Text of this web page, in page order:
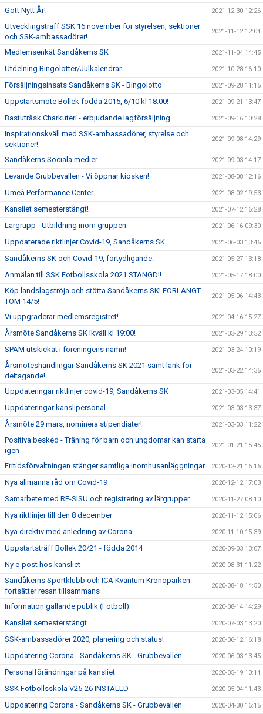
Gott Nytt År! 2021-12-30 12:26
Utvecklingsträff SSK 16 november för styrelsen, sektioner
och SSK-ambassadörer!
2021-11-12 12:04
Medlemsenkät Sandåkerns SK 2021-11-04 14:45
Utdelning Bingolotter/Julkalendrar 2021-10-28 16:10
Försäljningsinsats Sandåkerns SK - Bingolotto 2021-09-28 11:15
Uppstartsmöte Bollek födda 2015, 6/10 kl 18:00! 2021-09-21 13:47
Bastuträsk Charkuteri - erbjudande lagförsäljning 2021-09-16 10:28
Inspirationskväll med SSK-ambassadörer, styrelse och
sektioner!
2021-09-08 14:29
Sandåkerns Sociala medier 2021-09-03 14:17
Levande Grubbevallen - Vi öppnar kiosken! 2021-08-08 12:16
Umeå Performance Center 2021-08-02 19:53
Kansliet semesterstängt! 2021-07-12 16:28
Lärgrupp - Utbildning inom gruppen 2021-06-16 09:30
Uppdaterade riktlinjer Covid-19, Sandåkerns SK 2021-06-03 13:46
Sandåkerns SK och Covid-19, förtydligande. 2021-05-27 13:18
Anmälan till SSK Fotbollsskola 2021 STÄNGD!! 2021-05-17 18:00
Köp landslagströja och stötta Sandåkerns SK! FÖRLÄNGT
TOM 14/5!
2021-05-06 14:43
Vi uppgraderar medlemsregistret! 2021-04-16 15:27
Årsmöte Sandåkerns SK ikväll kl 19:00! 2021-03-29 13:52
SPAM utskickat i föreningens namn! 2021-03-24 10:19
Årsmöteshandlingar Sandåkerns SK 2021 samt länk för
deltagande!
2021-03-22 14:35
Uppdateringar riktlinjer covid-19, Sandåkerns SK 2021-03-05 14:41
Uppdateringar kanslipersonal 2021-03-03 13:37
Årsmöte 29 mars, nominera stipendiater! 2021-03-03 11:22
Positiva besked - Träning för barn och ungdomar kan starta
igen
2021-01-21 15:45
Fritidsförvaltningen stänger samtliga inomhusanläggningar 2020-12-21 16:16
Nya allmänna råd om Covid-19 2020-12-12 17:03
Samarbete med RF-SISU och registrering av lärgrupper 2020-11-27 08:10
Nya riktlinjer till den 8 december 2020-11-12 15:06
Nya direktiv med anledning av Corona 2020-11-10 15:39
Uppstartsträff Bollek 20/21 - födda 2014 2020-09-03 13:07
Ny e-post hos kansliet 2020-08-31 11:22
Sandåkerns Sportklubb och ICA Kvantum Kronoparken
fortsätter resan tillsammans
2020-08-18 14:50
Information gällande publik (Fotboll) 2020-08-14 14:29
Kansliet semesterstängt 2020-07-03 13:20
SSK-ambassadörer 2020, planering och status! 2020-06-12 16:18
Uppdatering Corona - Sandåkerns SK - Grubbevallen 2020-06-03 13:45
Personalförändringar på kansliet 2020-05-19 10:14
SSK Fotbollsskola V25-26 INSTÄLLD 2020-05-04 11:43
Uppdatering Corona - Sandåkerns SK - Grubbevallen 2020-04-30 16:15